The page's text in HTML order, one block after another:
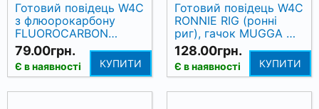
Готовий повідець W4C
з флюорокарбону
FLUOROCARBON
RONNIE RIG, гачок
MUGGA № 4, 18 см
79.00грн.
Є в наявності КУПИТИ
Готовий повідець W4C
RONNIE RIG (ронні
риг), гачок MUGGA №
6 (2 шт)
128.00грн.
Є в наявності КУПИТИ